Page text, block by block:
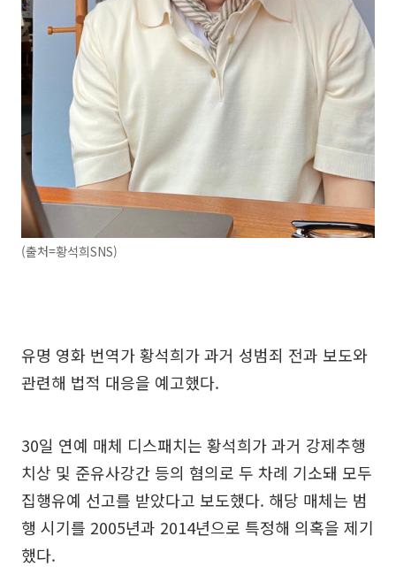
(출처=황석희SNS)
유명 영화 번역가 황석희가 과거 성범죄 전과 보도와
관련해 법적 대응을 예고했다.
30일 연예 매체 디스패치는 황석희가 과거 강제추행
치상 및 준유사강간 등의 혐의로 두 차례 기소돼 모두
집행유예 선고를 받았다고 보도했다. 해당 매체는 범
행 시기를 2005년과 2014년으로 특정해 의혹을 제기
했다.